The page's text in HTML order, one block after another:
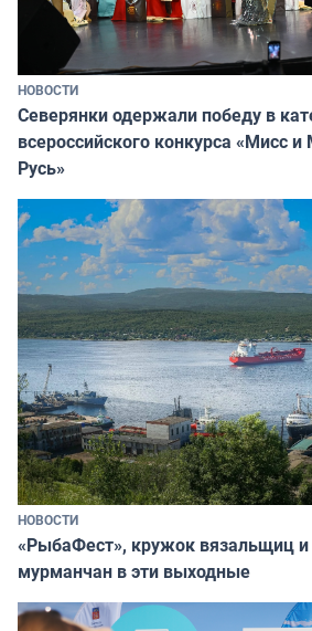
НОВОСТИ
Северянки одержали победу в
всероссийского конкурса «Мисс
Русь»
НОВОСТИ
«РыбаФест», кружок вязальщиц
мурманчан в эти выходные